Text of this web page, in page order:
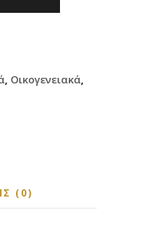
, Οικογενειακά,
(0)